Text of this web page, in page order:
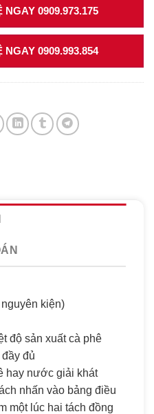
0909.973.175
0909.993.854
kiện)
độ sản xuất cà phê
đủ
hay nước giải khát
nhấn vào bảng điều
một lúc hai tách đồng